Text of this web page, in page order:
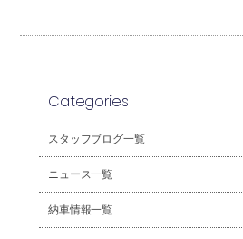
Categories
スタッフブログ一覧
ニュース一覧
納車情報一覧